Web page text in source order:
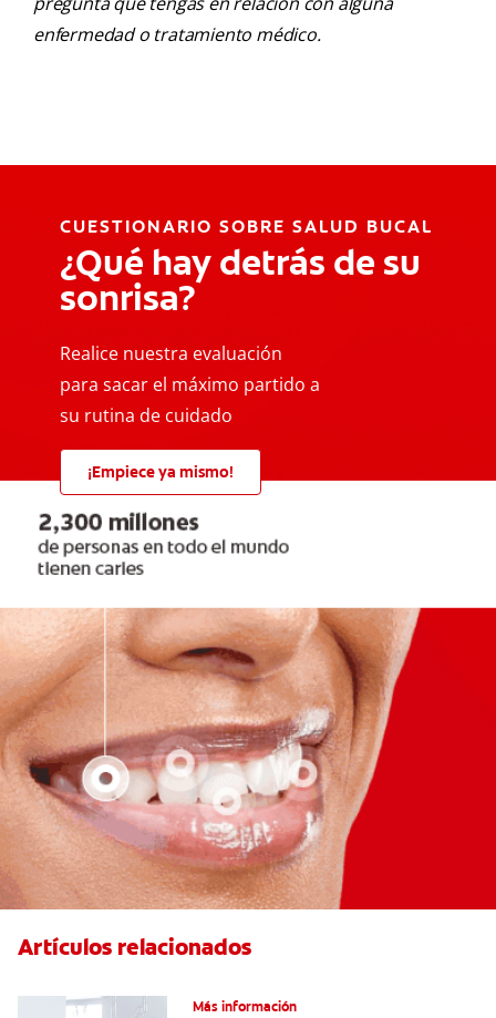
enfermedad o tratamiento médico.
CUESTIONARIO SOBRE SALUD BUCAL
¿Qué hay detrás de su
sonrisa?
Realice nuestra evaluación
para sacar el máximo partido a
su rutina de cuidado
¡Empiece ya mismo!
Artículos relacionados
Más información